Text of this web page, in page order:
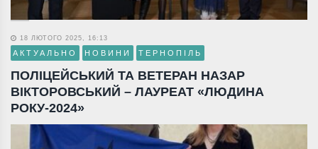
18 ЛЮТОГО 2025, 16:13
АКТУАЛЬНО НОВИНИ ТЕРНОПІЛЬ
ПОЛІЦЕЙСЬКИЙ ТА ВЕТЕРАН НАЗАР
ВІКТОРОВСЬКИЙ – ЛАУРЕАТ «ЛЮДИНА
РОКУ-2024»